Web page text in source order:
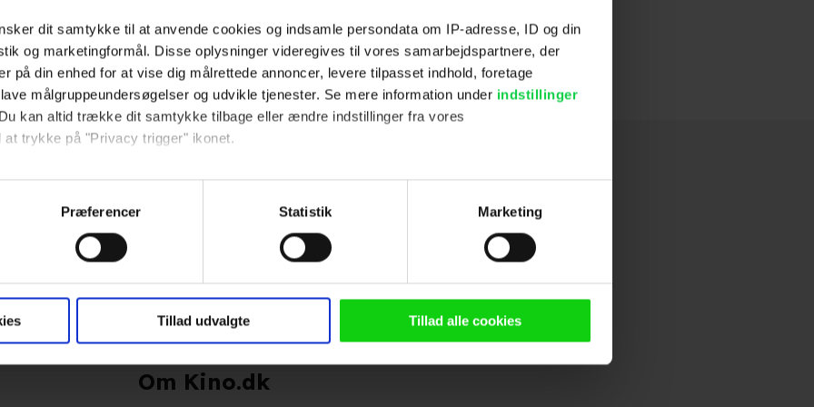
dit samtykke til at anvende cookies og indsamle persondata om IP-adresse, ID og din
og marketingformål. Disse oplysninger videregives til vores samarbejdspartnere, der
på din enhed for at vise dig målrettede annoncer, levere tilpasset indhold, foretage
målgruppeundersøgelser og udvikle tjenester. Se mere information under indstillinger
kan altid trække dit samtykke tilbage eller ændre indstillinger fra vores
at trykke på "Privacy trigger" ikonet.
gerne:
om din placering, der kan være nøjagtig inden for få meter
cookies og indsamle persondata om IP-adresse, ID og din browser til statistik og
videregives til vores samarbejdspartnere, der opbevarer og tilgår oplysninger på din
annoncer, levere tilpasset indhold, foretage annonce- og indholdsmåling, lave
Se mere information under indstillinger og i vores persondatapolitik.
Præferencer Statistik Marketing
Tillad udvalgte Tillad alle cookies
2026
2023
2023
Hold dig opdateret
Send
Ved tilmelding accepterer jeg
samtidig Kino.dks
Markedsføringssamtykke
Om Kino.dk